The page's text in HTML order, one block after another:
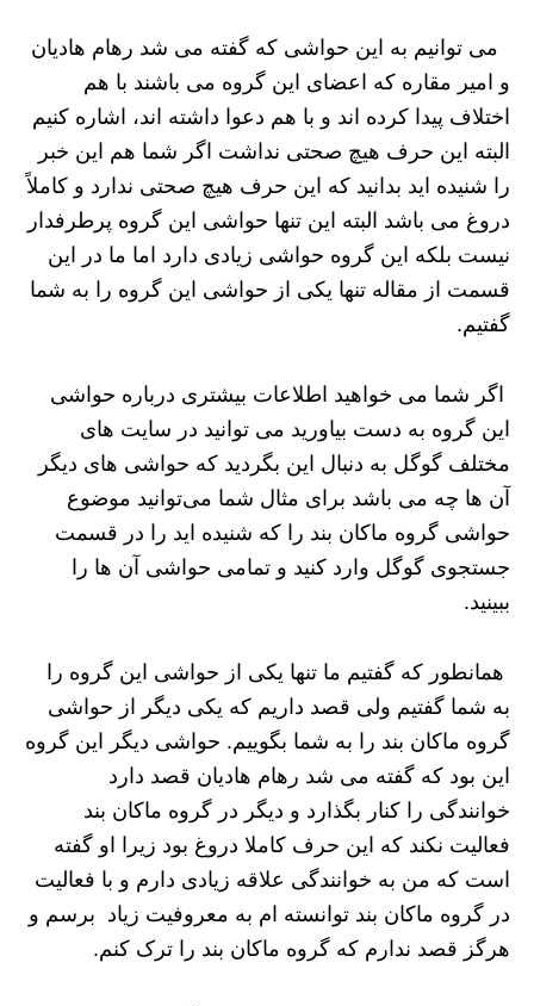
می‌ توانیم به این حواشی که گفته می‌ شد رهام هادیان
و امیر مقاره که اعضای این گروه می باشند با هم
اختلاف پیدا کرده اند و با هم دعوا داشته اند، اشاره کنیم
البته این حرف هیچ صحتی نداشت اگر شما هم این خبر
را شنیده اید بدانید که این حرف هیچ صحتی ندارد و کاملاً
دروغ می باشد البته این تنها حواشی این گروه پرطرفدار
نیست بلکه این گروه حواشی زیادی دارد اما ما در این
قسمت از مقاله تنها یکی از حواشی این گروه را به شما
گفتیم.
اگر شما می خواهید اطلاعات بیشتری درباره حواشی
این گروه به دست بیاورید می توانید در سایت های
مختلف گوگل به دنبال این بگردید که حواشی های دیگر
آن ها چه می باشد برای مثال شما می‌توانید موضوع
حواشی گروه ماکان بند را که شنیده اید را در قسمت
جستجوی گوگل وارد کنید و تمامی حواشی آن ها را
ببینید.
همانطور که گفتیم ما تنها یکی از حواشی این گروه را
به شما گفتیم ولی قصد داریم که یکی دیگر از حواشی
گروه ماکان بند را به شما بگوییم. حواشی دیگر این گروه
این بود که گفته می ‌شد رهام هادیان قصد دارد
خوانندگی را کنار بگذارد و دیگر در گروه ماکان بند
فعالیت نکند که این حرف کاملا دروغ بود زیرا او گفته
است که من به خوانندگی علاقه زیادی دارم و با فعالیت
در گروه ماکان بند توانسته ام به معروفیت زیاد برسم و
هرگز قصد ندارم که گروه ماکان بند را ترک کنم.